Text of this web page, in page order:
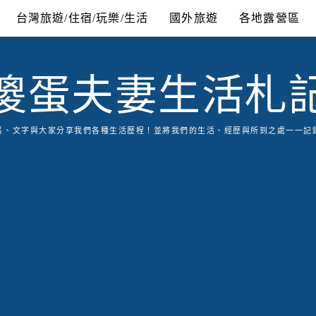
台灣旅遊/住宿/玩樂/生活 國外旅遊 各地露營區
蛋夫妻生活札
文字與大家分享我們各種生活歷程！並將我們的生活、經歷與所到之處一一